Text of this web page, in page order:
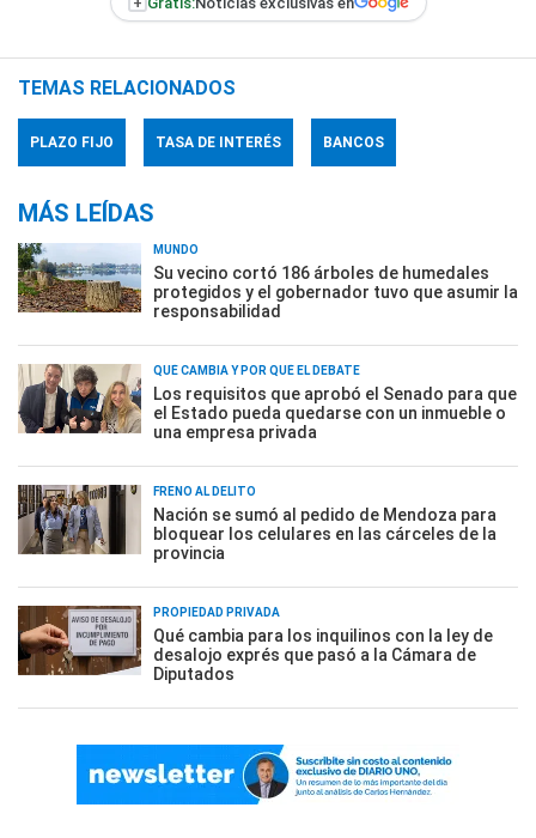
TEMAS RELACIONADOS
PLAZO FIJO TASA DE INTERÉS BANCOS
MÁS LEÍDAS
MUNDO
Su vecino cortó 186 árboles de humedales
protegidos y el gobernador tuvo que asumir la
responsabilidad
QUÉ CAMBIA Y POR QUÉ EL DEBATE
Los requisitos que aprobó el Senado para que
el Estado pueda quedarse con un inmueble o
una empresa privada
FRENO AL DELITO
Nación se sumó al pedido de Mendoza para
bloquear los celulares en las cárceles de la
provincia
PROPIEDAD PRIVADA
Qué cambia para los inquilinos con la ley de
desalojo exprés que pasó a la Cámara de
Diputados